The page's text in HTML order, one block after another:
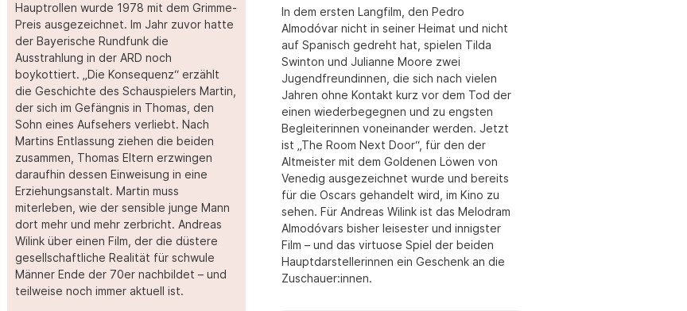
Hauptrollen wurde 1978 mit dem Grimme-
Preis ausgezeichnet. Im Jahr zuvor hatte
der Bayerische Rundfunk die
Ausstrahlung in der ARD noch
boykottiert. „Die Konsequenz“ erzählt
die Geschichte des Schauspielers Martin,
der sich im Gefängnis in Thomas, den
Sohn eines Aufsehers verliebt. Nach
Martins Entlassung ziehen die beiden
zusammen, Thomas Eltern erzwingen
daraufhin dessen Einweisung in eine
Erziehungsanstalt. Martin muss
miterleben, wie der sensible junge Mann
dort mehr und mehr zerbricht. Andreas
Wilink über einen Film, der die düstere
gesellschaftliche Realität für schwule
Männer Ende der 70er nachbildet – und
teilweise noch immer aktuell ist.
In dem ersten Langfilm, den Pedro
Almodóvar nicht in seiner Heimat und nicht
auf Spanisch gedreht hat, spielen Tilda
Swinton und Julianne Moore zwei
Jugendfreundinnen, die sich nach vielen
Jahren ohne Kontakt kurz vor dem Tod der
einen wiederbegegnen und zu engsten
Begleiterinnen voneinander werden. Jetzt
ist „The Room Next Door“, für den der
Altmeister mit dem Goldenen Löwen von
Venedig ausgezeichnet wurde und bereits
für die Oscars gehandelt wird, im Kino zu
sehen. Für Andreas Wilink ist das Melodram
Almodóvars bisher leisester und innigster
Film – und das virtuose Spiel der beiden
Hauptdarstellerinnen ein Geschenk an die
Zuschauer:innen.